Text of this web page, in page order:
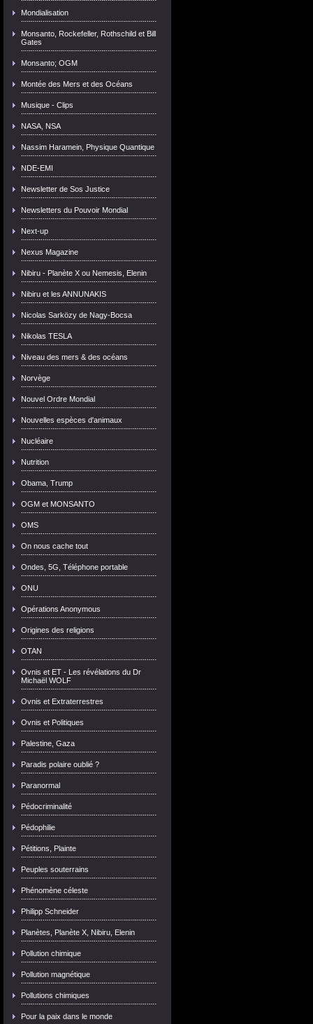
Mondialisation
Monsanto, Rockefeller, Rothschild et Bill
Gates
Monsanto; OGM
Montée des Mers et des Océans
Musique - Clips
NASA, NSA
Nassim Haramein, Physique Quantique
NDE-EMI
Newsletter de Sos Justice
Newsletters du Pouvoir Mondial
Next-up
Nexus Magazine
Nibiru - Planète X ou Nemesis, Elenin
Nibiru et les ANNUNAKIS
Nicolas Sarközy de Nagy-Bocsa
Nikolas TESLA
Niveau des mers & des océans
Norvège
Nouvel Ordre Mondial
Nouvelles espèces d'animaux
Nucléaire
Nutrition
Obama, Trump
OGM et MONSANTO
OMS
On nous cache tout
Ondes, 5G, Téléphone portable
ONU
Opérations Anonymous
Origines des religions
OTAN
Ovnis et ET - Les révélations du Dr
Michaël WOLF
Ovnis et Extraterrestres
Ovnis et Politiques
Palestine, Gaza
Paradis polaire oublié ?
Paranormal
Pédocriminalité
Pédophilie
Pétitions, Plainte
Peuples souterrains
Phénomène céleste
Philipp Schneider
Planètes, Planète X, Nibiru, Elenin
Pollution chimique
Pollution magnétique
Pollutions chimiques
Pour la paix dans le monde